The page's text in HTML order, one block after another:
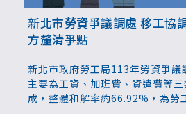
新北市勞資爭議調處 移工協
方釐清爭點
新北市政府勞工局113年勞資爭議
主要為工資、加班費、資遣費等
成，整體和解率約66.92%，為勞